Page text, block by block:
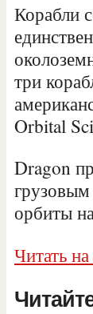
Корабли
три
Orbital
Dragon
орбиты
Читать